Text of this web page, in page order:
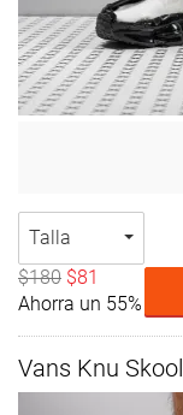
Talla
$180 $81
Ahorra un 55%
Vans Knu Skool